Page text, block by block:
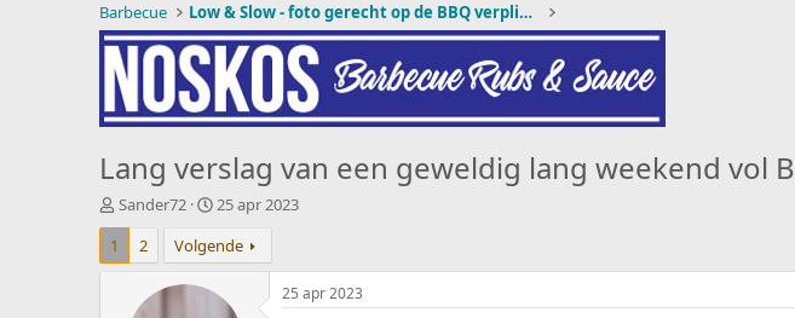
Barbecue
Low & Slow - foto gerecht op de BBQ verplicht!
Lang verslag van een geweldig lang weekend vol
O
n
e
Sander72
S
a
r
t
25 apr 2023
1
2 Volgende
25 apr 2023